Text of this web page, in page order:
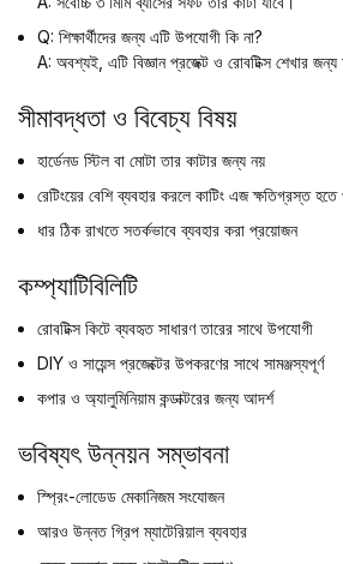
Q: শিক্ষার্থীদের জন্য এটি উপযোগী কি না?
A: অবশ্যই, এটি বিজ্ঞান প্রজেক্ট ও রোবটিক্স শেখার
সীমাবদ্ধতা ও বিবেচ্য বিষয়
হার্ডেনড স্টিল বা মোটা তার কাটার জন্য নয়
রেটিংয়ের বেশি ব্যবহার করলে কাটিং এজ ক্ষতিগ্রস্ত হতে
ধার ঠিক রাখতে সতর্কভাবে ব্যবহার করা প্রয়োজন
কম্প্যাটিবিলিটি
রোবটিক্স কিটে ব্যবহৃত সাধারণ তারের সাথে উপযোগী
DIY ও সায়েন্স প্রজেক্টের উপকরণের সাথে সামঞ্জস্যপূর্ণ
কপার ও অ্যালুমিনিয়াম কন্ডাক্টরের জন্য আদর্শ
ভবিষ্যৎ উন্নয়ন সম্ভাবনা
স্প্রিং-লোডেড মেকানিজম সংযোজন
আরও উন্নত গ্রিপ ম্যাটেরিয়াল ব্যবহার